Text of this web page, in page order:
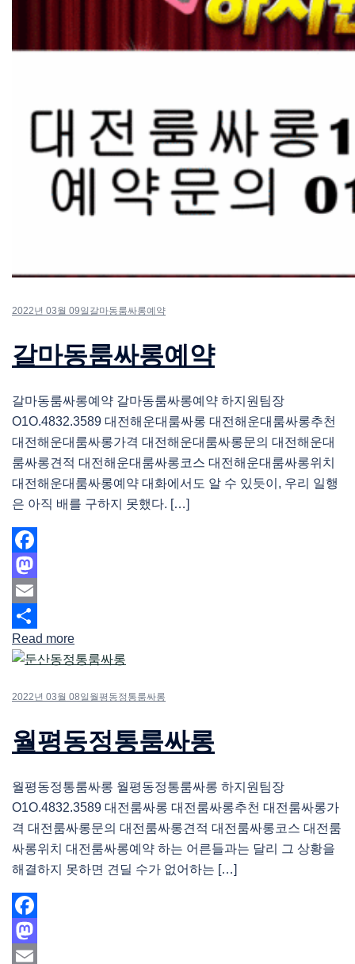
2022년 03월 09일 갈마동룸싸롱예약
갈마동룸싸롱예약
갈마동룸싸롱예약 갈마동룸싸롱예약 하지원팀장
O1O.4832.3589 대전해운대룸싸롱 대전해운대룸싸롱추천
대전해운대룸싸롱가격 대전해운대룸싸롱문의 대전해운대
룸싸롱견적 대전해운대룸싸롱코스 대전해운대룸싸롱위치
대전해운대룸싸롱예약 대화에서도 알 수 있듯이, 우리 일행
은 아직 배를 구하지 못했다. […]
Facebook
Mastodon
Email
Share
Read more
2022년 03월 08일 월평동정통룸싸롱
월평동정통룸싸롱
월평동정통룸싸롱 월평동정통룸싸롱 하지원팀장
O1O.4832.3589 대전룸싸롱 대전룸싸롱추천 대전룸싸롱가
격 대전룸싸롱문의 대전룸싸롱견적 대전룸싸롱코스 대전룸
싸롱위치 대전룸싸롱예약 하는 어른들과는 달리 그 상황을
해결하지 못하면 견딜 수가 없어하는 […]
Facebook
Mastodon